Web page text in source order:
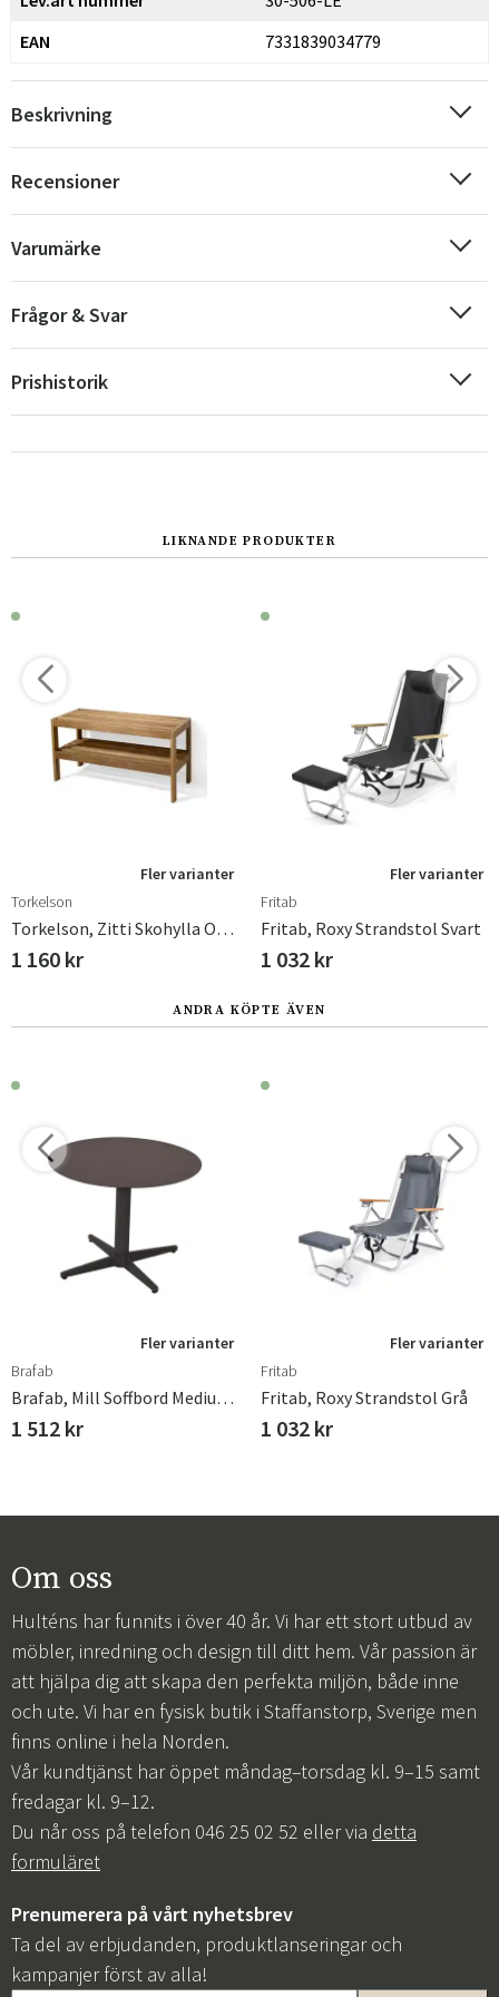
EAN
7331839034779
Beskrivning
Recensioner
Varumärke
Frågor & Svar
Prishistorik
LIKNANDE PRODUKTER
Fler varianter
Torkelson
Torkelson, Zitti Skohylla Oljad Ek
1 160 kr
Fler varianter
Fritab
Fritab, Roxy Strandstol Svart
1 032 kr
ANDRA KÖPTE ÄVEN
Fler varianter
Brafab
Brafab, Mill Soffbord Medium 60 Cm Anthracite
1 512 kr
Fler varianter
Fritab
Fritab, Roxy Strandstol Grå
1 032 kr
Om oss
Hulténs har funnits i över 40 år. Vi har ett stort utbud av
möbler, inredning och design till ditt hem. Vår passion är
att hjälpa dig att skapa den perfekta miljön, både inne
och ute. Vi har en fysisk butik i Staffanstorp, Sverige men
finns online i hela Norden.
Vår kundtjänst har öppet måndag–torsdag kl. 9–15 samt
fredagar kl. 9–12.
Du når oss på telefon 046 25 02 52 eller via detta
formuläret
Prenumerera på vårt nyhetsbrev
Ta del av erbjudanden, produktlanseringar och
kampanjer först av alla!